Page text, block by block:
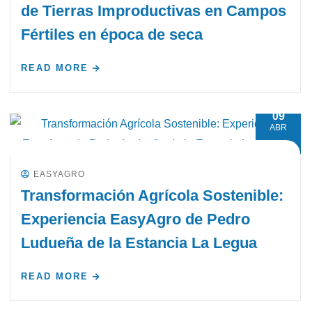
de Tierras Improductivas en Campos
Fértiles en época de seca
READ MORE
09
ABR
EASYAGRO
Transformación Agrícola Sostenible:
Experiencia EasyAgro de Pedro
Ludueña de la Estancia La Legua
READ MORE